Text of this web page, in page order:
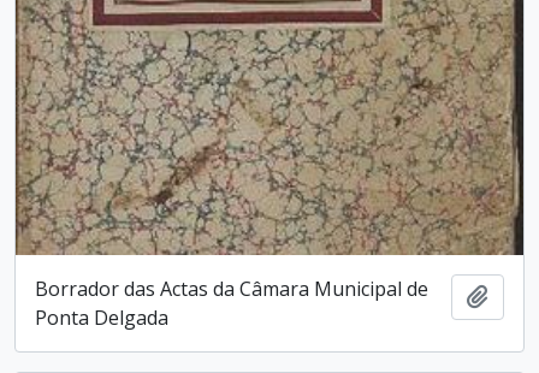
Borrador das Actas da Câmara Municipal de
Ponta Delgada